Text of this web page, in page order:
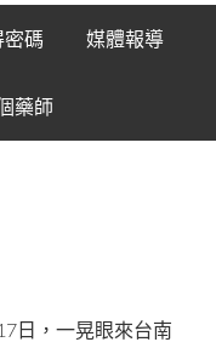
碼 媒體報導
藥師
日，一晃眼來台南